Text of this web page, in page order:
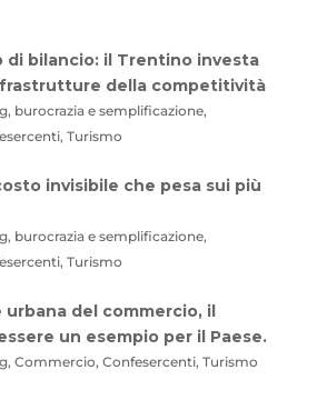
di bilancio: il Trentino investa
della competitività
burocrazia e semplificazione,
Turismo
invisibile che pesa sui più
burocrazia e semplificazione,
Turismo
urbana del commercio, il
un esempio per il Paese.
Commercio, Confesercenti, Turismo